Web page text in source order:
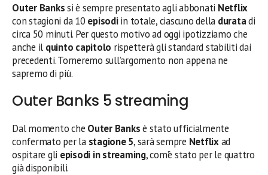
Outer Bankssi è sempre presentato agli abbonati Netflix
con stagioni da 10 episodiin totale, ciascuno della duratadi
circa 50 minuti. Per questo motivo ad oggi ipotizziamo che
anche il quinto capitolo rispetterà gli standard stabiliti dai
precedenti. Torneremo sull’argomento non appena ne
sapremo di più.
Outer Banks 5 streaming
Dal momento che Outer Banksè stato ufficialmente
confermato per la stagione 5, sarà sempre Netflixad
ospitare gli episodi in streaming, com’è stato per le quattro
già disponibili.